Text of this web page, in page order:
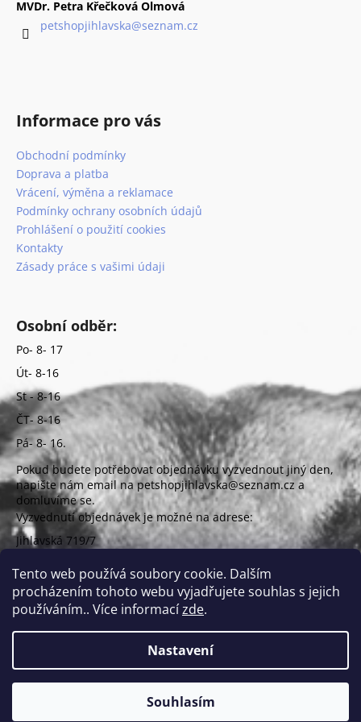
Tento web používá soubory cookie. Dalším
procházením tohoto webu vyjadřujete souhlas s jejich
používáním.. Více informacízde.
Nastavení
Souhlasím
MVDr. Petra Křečková Olmová
petshopjihlavska@seznam.cz
Informace pro vás
Obchodní podmínky
Doprava a platba
Vrácení, výměna a reklamace
Podmínky ochrany osobních údajů
Prohlášení o použití cookies
Kontakty
Zásady práce s vašimi údaji
Osobní odběr:
Po- 8- 17
Út- 8-16
St - 8-16
ČT- 8-16
Pá- 8- 16.
Pokud budete potřebovat objednávku vyzvednout jiný den,
napište nám email na petshopjihlavska@seznam.cz a
domluvíme se.
Vyzvednutí objednávek je možné na adrese:
Jihlavská 719/7
(vchod z ulice Uzbecká)
Copyright 2026PETSHOP Jihlavská. Všechna práva
vyhrazena.